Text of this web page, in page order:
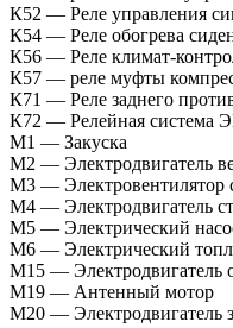
К52 — Реле управления
К54 — Реле обогрева
К56 — Реле климат-
К57 — реле муфты
К71 — Реле заднего
К72 — Релейная система
M1 — Закуска
M2 — Электродвигатель
М3 — Электровентилятор
M4 — Электродвигатель
M5 — Электрический
М6 — Электрический
М15 — Электродвигатель
M19 — Антенный мотор
М20 — Электродвигатель